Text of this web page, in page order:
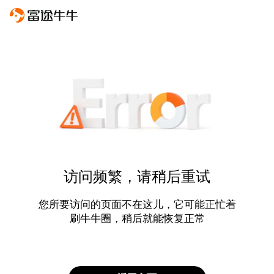
访问频繁，请稍后重试
您所要访问的页面不在这儿，它可能正忙着
刷牛牛圈，稍后就能恢复正常